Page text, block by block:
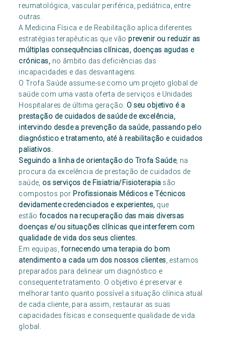
reumatológica, vascular periférica, pediátrica, entre
outras.
A Medicina Física e de Reabilitação aplica diferentes
estratégias terapêuticas que vão prevenir ou reduzir as
múltiplas consequências clínicas, doenças agudas e
crónicas, no âmbito das deficiências das
incapacidades e das desvantagens.
O Trofa Saúde assume-se como um projeto global de
saúde com uma vasta oferta de serviços e Unidades
Hospitalares de última geração. O seu objetivo é a
prestação de cuidados de saúde de excelência,
intervindo desde a prevenção da saúde, passando pelo
diagnóstico e tratamento, até à reabilitação e cuidados
paliativos.
Seguindo a linha de orientação do Trofa Saúde, na
procura da excelência de prestação de cuidados de
saúde, os serviços de Fisiatria/Fisioterapiasão
compostos por Profissionais Médicos e Técnicos
devidamente credenciados e experientes, que
estão focados na recuperação das mais diversas
doenças e/ou situações clínicas que interferem com
qualidade de vida dos seus clientes.
Em equipas,fornecendo uma terapia do bom
atendimento a cada um dos nossos clientes, estamos
preparados para delinear um diagnóstico e
consequente tratamento. O objetivo é preservar e
melhorar tanto quanto possível a situação clínica atual
de cada cliente, para assim, restaurar as suas
capacidades físicas e consequente qualidade de vida
global.